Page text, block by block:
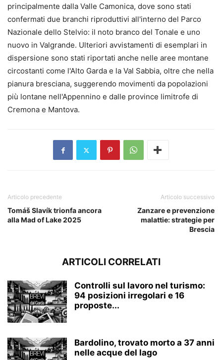
principalmente dalla Valle Camonica, dove sono stati
confermati due branchi riproduttivi all'interno del Parco
Nazionale dello Stelvio: il noto branco del Tonale e uno
nuovo in Valgrande. Ulteriori avvistamenti di esemplari in
dispersione sono stati riportati anche nelle aree montane
circostanti come l'Alto Garda e la Val Sabbia, oltre che nella
pianura bresciana, suggerendo movimenti da popolazioni
più lontane nell'Appennino e dalle province limitrofe di
Cremona e Mantova.
Articolo precedente
Tomáš Slavík trionfa ancora
alla Mad of Lake 2025
Articolo successivo
Zanzare e prevenzione
malattie: strategie per
Brescia
ARTICOLI CORRELATI
Controlli sul lavoro nel turismo:
94 posizioni irregolari e 16
proposte...
Bardolino, trovato morto a 37 anni
nelle acque del lago